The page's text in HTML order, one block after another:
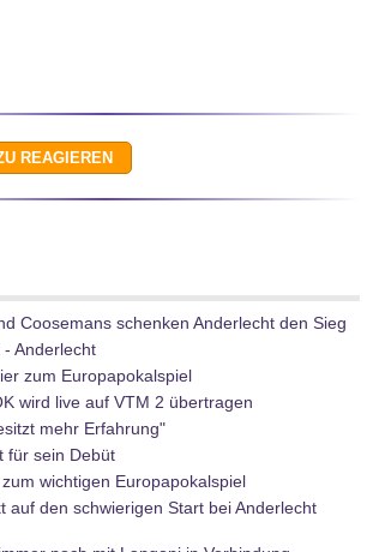
Coosemans schenken Anderlecht den Sieg
- Anderlecht
zum Europapokalspiel
wird live auf VTM 2 übertragen
mehr Erfahrung"
für sein Debüt
wichtigen Europapokalspiel
auf den schwierigen Start bei Anderlecht